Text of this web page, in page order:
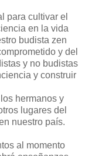
para cultivar el
en la vida
budista zen
y del
y no budistas
y construir
hermanos y
lugares del
nuestro país.
al momento